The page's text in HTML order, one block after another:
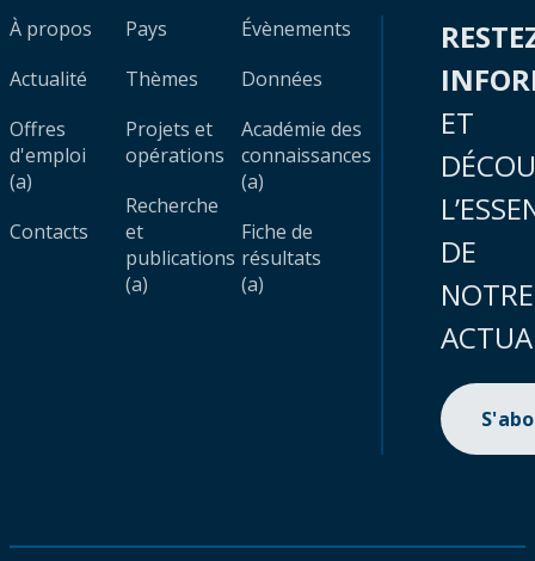
À propos
Actualité
Offres
d'emploi
(a)
Contacts
Pays
Thèmes
Projets et
opérations
Recherche
et
publications
(a)
Évènements
Données
Académie des
connaissances
(a)
Fiche de
résultats
(a)
ET
DE
NOTRE